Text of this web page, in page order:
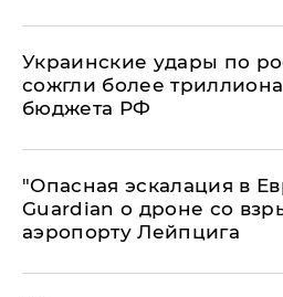
Украинские удары по
сожгли более
бюджета РФ
"Опасная эскалация в
Guardian о дроне со
аэропорту Лейпцига